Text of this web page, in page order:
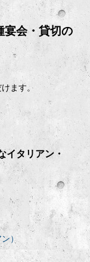
宴会・貸切の
ます。
イタリアン・
）